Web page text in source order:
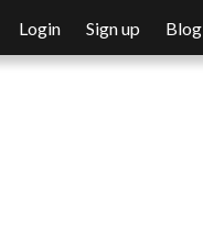
Login Sign up Blog